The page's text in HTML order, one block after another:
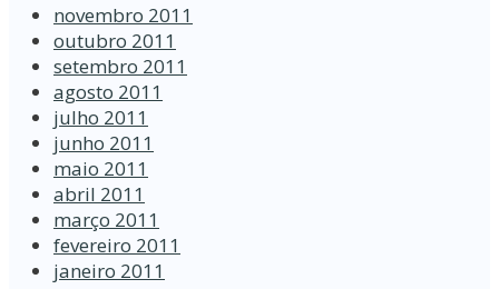
novembro 2011
outubro 2011
setembro 2011
agosto 2011
julho 2011
junho 2011
maio 2011
abril 2011
março 2011
fevereiro 2011
janeiro 2011